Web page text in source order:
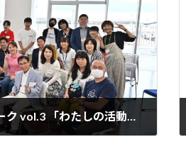
主催講座 私からはじまるコミュニティワーク vol.3 「わたしの活動自慢大会」